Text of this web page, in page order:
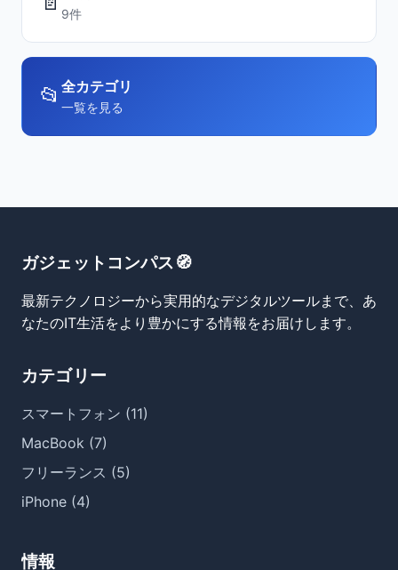
9件
📂 全カテゴリ
一覧を見る
ガジェットコンパス🧭
最新テクノロジーから実用的なデジタルツールまで、あ
なたのIT生活をより豊かにする情報をお届けします。
カテゴリー
スマートフォン (11)
MacBook (7)
フリーランス (5)
iPhone (4)
情報